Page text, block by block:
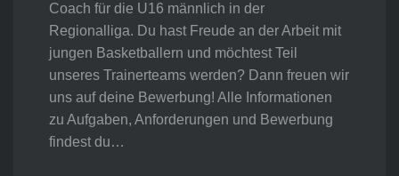
Coach für die U16 männlich in der
Regionalliga. Du hast Freude an der Arbeit mit
jungen Basketballern und möchtest Teil
unseres Trainerteams werden? Dann freuen wir
uns auf deine Bewerbung! Alle Informationen
zu Aufgaben, Anforderungen und Bewerbung
findest du…